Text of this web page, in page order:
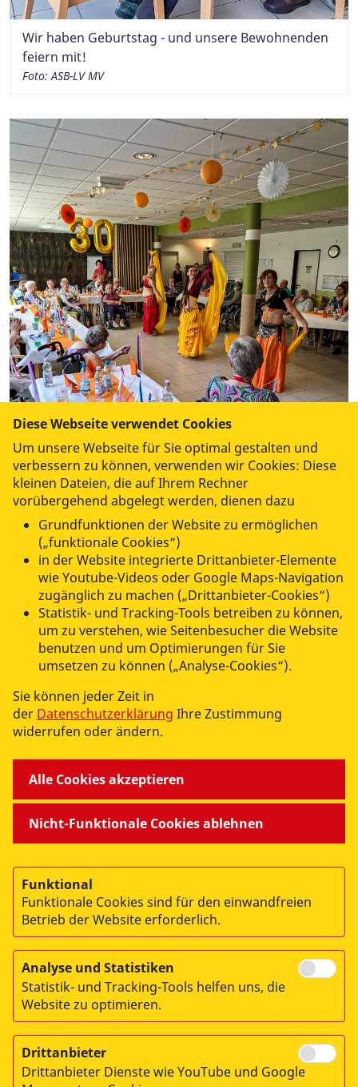
Wir haben Geburtstag - und unsere Bewohnenden
feiern mit!
Foto: ASB-LV MV
Die Bauchtänzerinnen begeisterten alle!
Foto: ASB-MV LV
ASB PFLEGEHEIM "AN DER BEKE"
© 2026 ASB REGIO
Impressum
Datenschutz
Diese Webseite verwendet Cookies
Um unsere Webseite für Sie optimal gestalten und
verbessern zu können, verwenden wir Cookies: Diese
kleinen Dateien, die auf Ihrem Rechner
vorübergehend abgelegt werden, dienen dazu
Grundfunktionen der Website zu ermöglichen
(„funktionale Cookies“)
in der Website integrierte Drittanbieter-Elemente
wie Youtube-Videos oder Google Maps-Navigation
zugänglich zu machen („Drittanbieter-Cookies“)
Statistik- und Tracking-Tools betreiben zu können,
um zu verstehen, wie Seitenbesucher die Website
benutzen und um Optimierungen für Sie
umsetzen zu können („Analyse-Cookies“).
Sie können jeder Zeit in
der Datenschutzerklärung Ihre Zustimmung
widerrufen oder ändern.
Nicht-Funktionale Cookies ablehnen
Alle Cookies akzeptieren
Funktional
Funktionale Cookies sind für den einwandfreien
Betrieb der Website erforderlich.
Analyse und Statistiken
Statistik- und Tracking-Tools helfen uns, die
Website zu optimieren.
Drittanbieter
Drittanbieter Dienste wie YouTube und Google